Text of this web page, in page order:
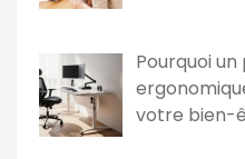
Pourquoi
votre bien-